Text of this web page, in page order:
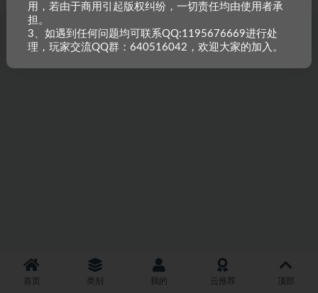
首页 类别 我的 云推荐 顶部
用，若由于商用引起版权纠纷，一切责任均由使用者承
担。
3、如遇到任何问题均可联系QQ:1195676669进行处
理，玩家交流QQ群：640516042，欢迎大家的加入。